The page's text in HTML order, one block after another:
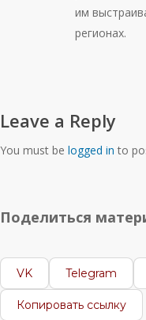
им
регионах.
Leave a Reply
You must be logged in to
Поделиться
VK Telegram
Копировать ссылку